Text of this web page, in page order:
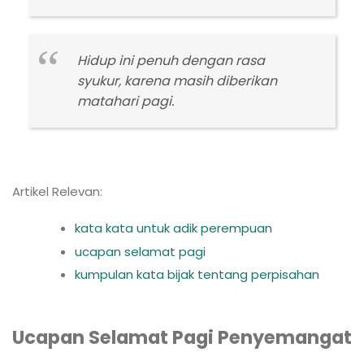
Hidup ini penuh dengan rasa
syukur, karena masih diberikan
matahari pagi.
Artikel Relevan:
kata kata untuk adik perempuan
ucapan selamat pagi
kumpulan kata bijak tentang perpisahan
Ucapan Selamat Pagi Penyemangat